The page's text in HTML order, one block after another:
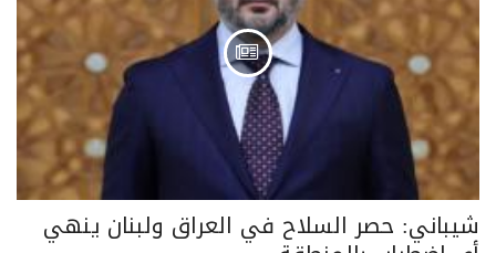
شيباني: حصر السلاح في العراق ولبنان ينهي